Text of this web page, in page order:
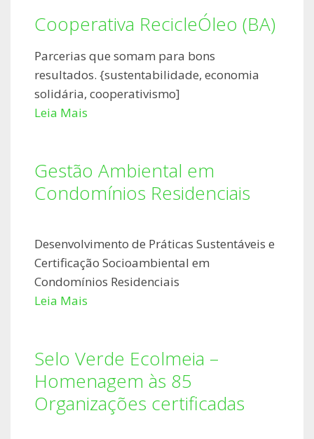
Cooperativa RecicleÓleo (BA)
Parcerias que somam para bons
resultados. {sustentabilidade, economia
solidária, cooperativismo]
Leia Mais
Gestão Ambiental em
Condomínios Residenciais
Desenvolvimento de Práticas Sustentáveis e
Certificação Socioambiental em
Condomínios Residenciais
Leia Mais
Selo Verde Ecolmeia –
Homenagem às 85
Organizações certificadas